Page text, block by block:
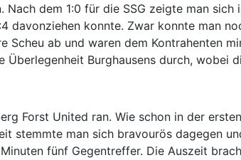
Nach dem 1:0 für die SSG zeigte man
davonziehen konnte. Zwar konnte man
Scheu ab und waren dem Kontrahenten
Burghausens durch, wobei
Forst United ran. Wie schon in der
stemmte man sich bravourös dagegen
fünf Gegentreffer. Die Auszeit